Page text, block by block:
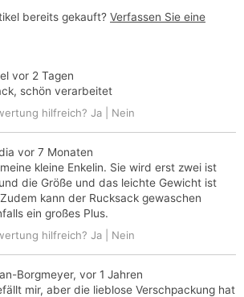
bereits gekauft? Verfassen Sie eine
vor 2 Tagen
schön verarbeitet
hilfreich? Ja Nein
vor 7 Monaten
kleine Enkelin. Sie wird erst zwei ist
die Größe und das leichte Gewicht ist
kann der Rucksack gewaschen
ein großes Plus.
hilfreich? Ja Nein
Borgmeyer, vor 1 Jahren
mir, aber die lieblose Verschpackung hat